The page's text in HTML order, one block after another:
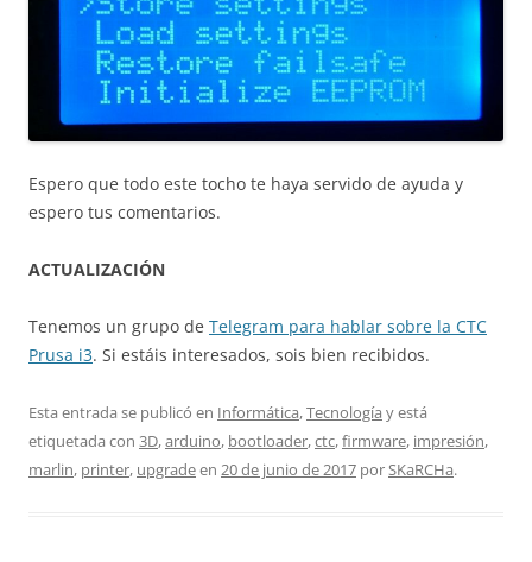
Espero que todo este tocho te haya servido de ayuda y
espero tus comentarios.
ACTUALIZACIÓN
Tenemos un grupo de Telegram para hablar sobre la CTC
Prusa i3. Si estáis interesados, sois bien recibidos.
Esta entrada se publicó en Informática,Tecnología y está
etiquetada con 3D,arduino, bootloader,ctc,firmware, impresión,
marlin, printer, upgradeen 20 de junio de 2017 porSKaRCHa.